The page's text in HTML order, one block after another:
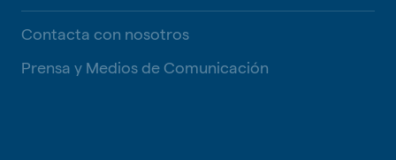
Contacta con nosotros
Prensa y Medios de Comunicación